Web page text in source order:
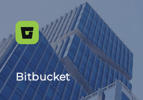
Bitbucket